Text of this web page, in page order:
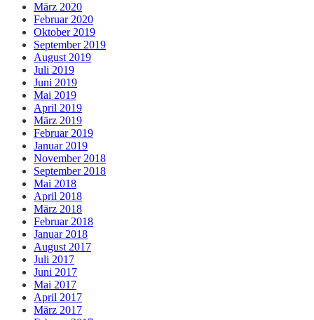
März 2020
Februar 2020
Oktober 2019
September 2019
August 2019
Juli 2019
Juni 2019
Mai 2019
April 2019
März 2019
Februar 2019
Januar 2019
November 2018
September 2018
Mai 2018
April 2018
März 2018
Februar 2018
Januar 2018
August 2017
Juli 2017
Juni 2017
Mai 2017
April 2017
März 2017